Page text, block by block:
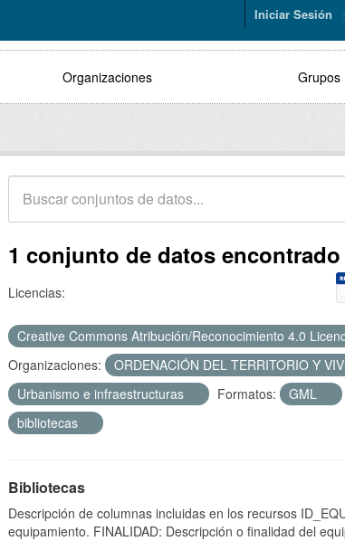
Iniciar Sesión
Organizaciones Grupos
1 conjunto de datos encontrado
Licencias:
Creative Commons Atribución/Reconocimiento 4.0
Organizaciones:
ORDENACIÓN DEL TERRITORIO Y
Urbanismo e infraestructuras
Formatos: GML
bibliotecas
Bibliotecas
Descripción de columnas incluidas en los recursos
equipamiento. FINALIDAD: Descripción o finalidad del